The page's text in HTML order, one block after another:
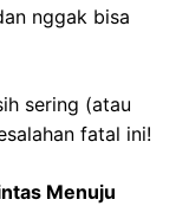
nggak bisa
sering (atau
fatal ini!
Menuju